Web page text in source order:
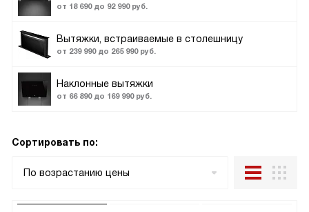
от 18 690 до 92 990 руб.
Вытяжки, встраиваемые в столешницу
от 239 990 до 265 990 руб.
Наклонные вытяжки
от 66 890 до 169 990 руб.
Сортировать по:
По возрастанию цены